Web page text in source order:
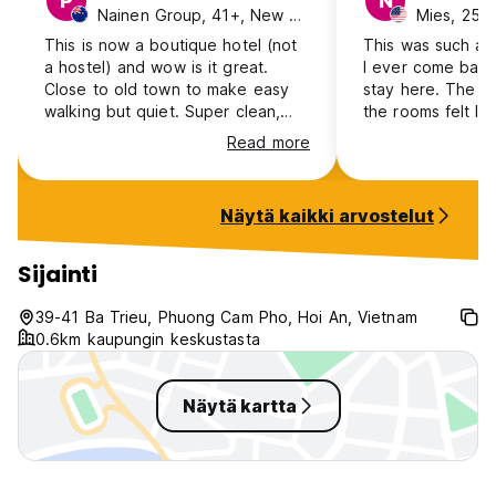
Nainen Group, 41+, New Zealand
This is now a boutique hotel (not
a hostel) and wow is it great.
Close to old town to make easy
walking but quiet. Super clean,
great pool and yum breakfast.
Hang and Ahn who manage
reception are amazing and super
and would 100% recommend you
stay here,. We’d definitely come
back
Read more
Mies, 25-
This was such a
I ever come
stay here. The
the rooms felt
nights were
Näytä kaikki arvostelut
Sijainti
39-41 Ba Trieu, Phuong Cam Pho, Hoi An, Vietnam
0.6km kaupungin keskustasta
Näytä kartta